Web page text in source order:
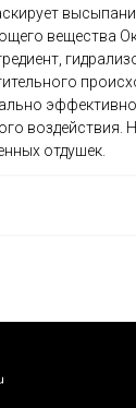
вещества
воздействия.
отдушек.